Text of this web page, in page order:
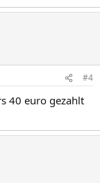
#4
40 euro gezahlt